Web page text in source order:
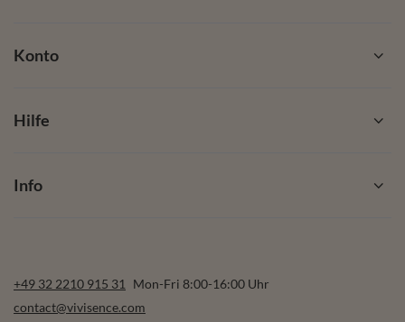
Konto
Hilfe
Info
+49 32 2210 915 31 Mon-Fri 8:00-16:00 Uhr
contact@vivisence.com